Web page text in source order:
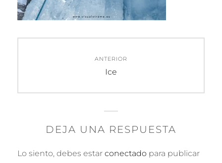
entradas
ANTERIOR
Entrada
Ice
DEJA UNA RESPUESTA
Lo siento, debes estar conectado para publicar